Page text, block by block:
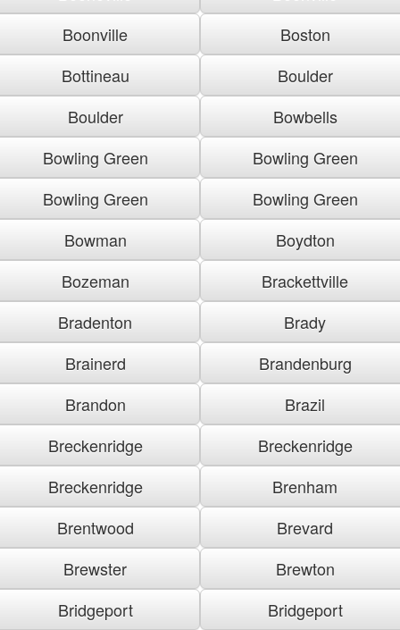
Boonville
Boston
Bottineau
Boulder
Boulder
Bowbells
Bowling Green
Bowling Green
Bowling Green
Bowling Green
Bowman
Boydton
Bozeman
Brackettville
Bradenton
Brady
Brainerd
Brandenburg
Brandon
Brazil
Breckenridge
Breckenridge
Breckenridge
Brenham
Brentwood
Brevard
Brewster
Brewton
Bridgeport
Bridgeport